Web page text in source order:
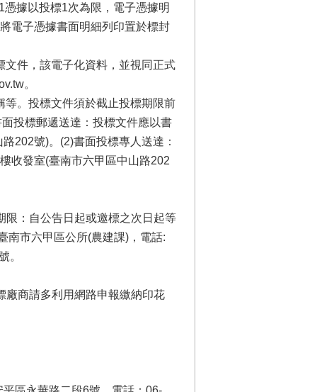
據以投標1次為限，電子憑據明
電子憑據書面明細列印置於標封
件，該電子化資料，並視同正式
。
。投標文件須於截止投標期限前
投標郵遞送達：投標文件應以書
202號)。(2)書面投標專人送達：
收發室(臺南市六甲區中山路202
限：自公告日起或邀標之次日起等
南市六甲區公所(農建課)，電話:
。
廠商請多利用網路申報繳納印花